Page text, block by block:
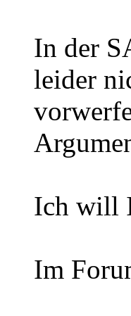
In der
leider
Ich will
Im